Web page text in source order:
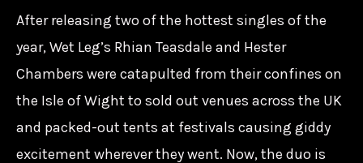
同
名
專
輯/WIGLP496/Domino/887828049615
數
量
After releasing two of the hottest singles of the
year, Wet Leg’s Rhian Teasdale and Hester
Chambers were catapulted from their confines on
the Isle of Wight to sold out venues across the UK
and packed-out tents at festivals causing giddy
excitement wherever they went. Now, the duo is